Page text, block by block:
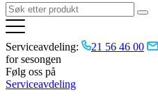
Serviceavdeling: 21 56 46 00
for sesongen
Følg oss på
Serviceavdeling